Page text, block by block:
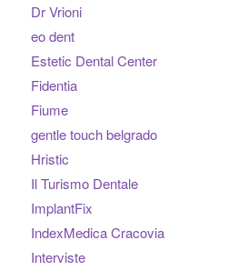
Dr Vrioni
eo dent
Estetic Dental Center
Fidentia
Fiume
gentle touch belgrado
Hristic
Il Turismo Dentale
ImplantFix
IndexMedica Cracovia
Interviste